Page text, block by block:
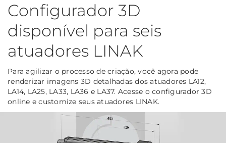
Configurador 3D
disponível para seis
atuadores LINAK
Para agilizar o processo de criação, você agora pode
renderizar imagens 3D detalhadas dos atuadores LA12,
LA14, LA25, LA33, LA36 e LA37. Acesse o configurador 3D
online e customize seus atuadores LINAK.